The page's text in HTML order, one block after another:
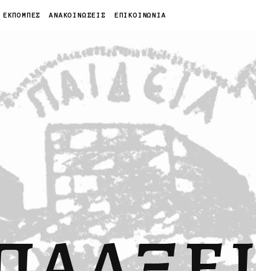
ΕΚΠΟΜΠΕΣ ΑΝΑΚΟΙΝΩΣΕΙΣ ΕΠΙΚΟΙΝΩΝΙΑ